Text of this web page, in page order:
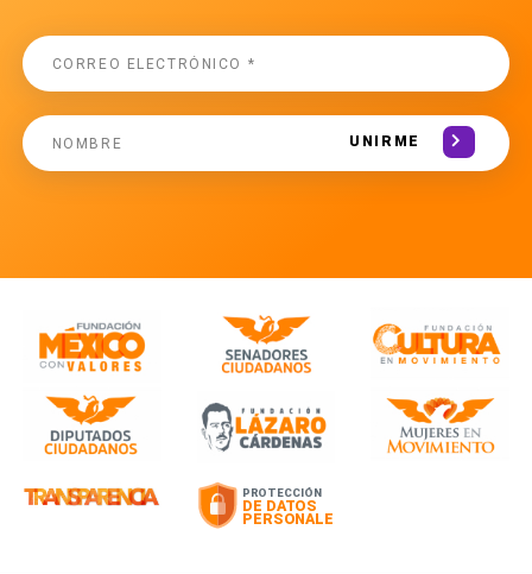
UNIRME